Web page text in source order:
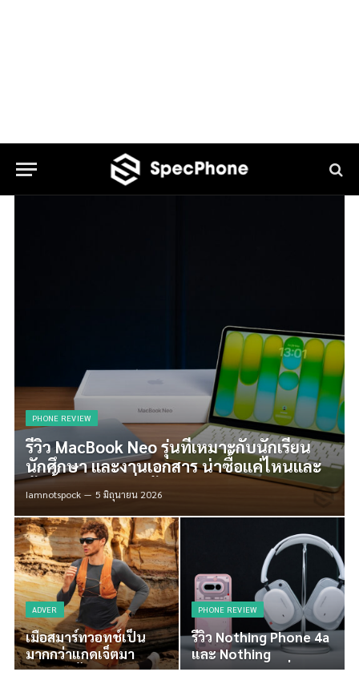
PHONE REVIEW
รีวิว MacBook Neo รุ่นที่เหมาะกับนักเรียน
นักศึกษา และงานเอกสาร น่าซื้อแค่ไหนและ
คุ้มมั้ยกับราคาเริ่มต้น 19,900 บาท
Iamnotspock 5 มิถุนายน 2026
ADVER
เมื่อสมาร์ทวอทช์เป็น
มากกว่าแกดเจ็ตมา
ทำความรู้จัก HUAWEI
PHONE REVIEW
รีวิว Nothing Phone 4a
และ Nothing
Headphone a เมื่อ